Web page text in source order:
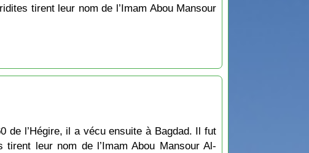
tirent leur nom de l’Imam Abou Mansour
de l’Hégire, il a vécu ensuite à Bagdad. Il fut
leur nom de l’Imam Abou Mansour Al-